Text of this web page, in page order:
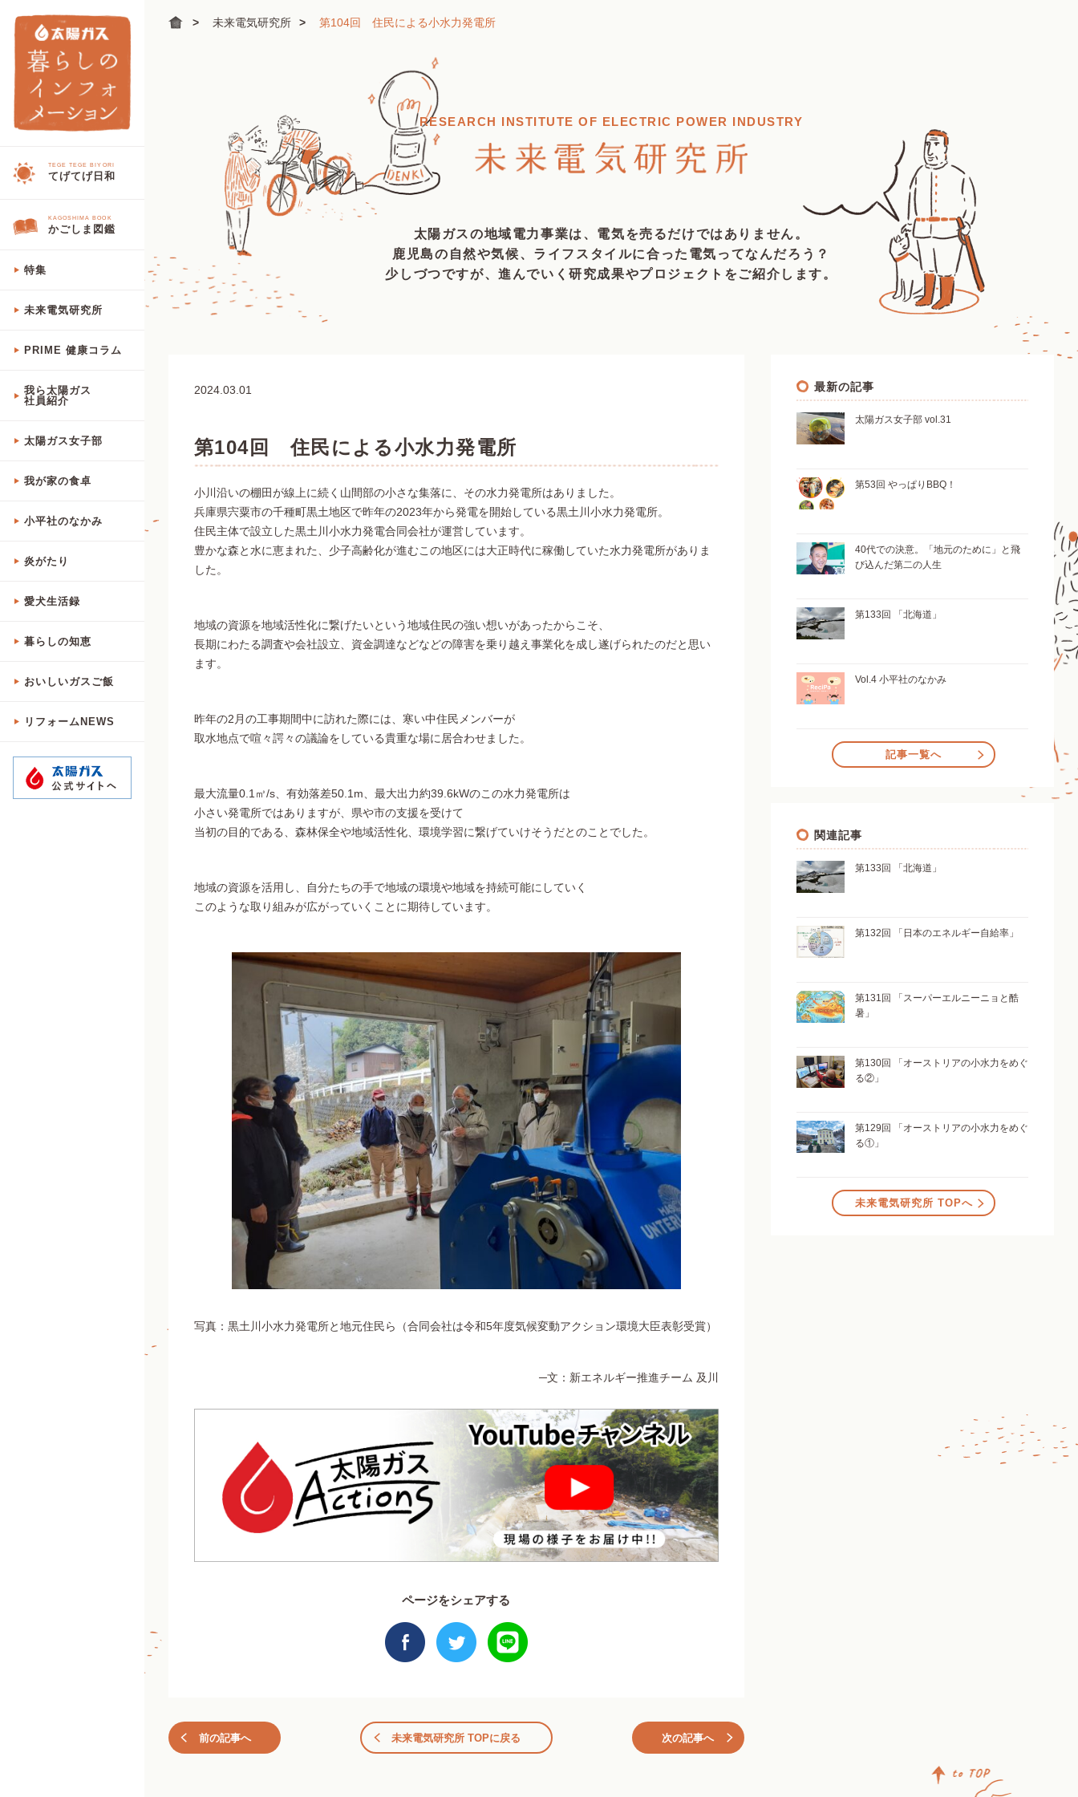
TEGE TEGE BIYORI
てげてげ日和
KAGOSHIMA BOOK
かごしま図鑑
特集
未来電気研究所
PRIME 健康コラム
我ら太陽ガス
社員紹介
太陽ガス女子部
我が家の食卓
小平社のなかみ
炎がたり
愛犬生活録
暮らしの知恵
おいしいガスご飯
リフォームNEWS
未来電気研究所 第104回 住民による小水力発電所
RESEARCH INSTITUTE OF ELECTRIC POWER INDUSTRY
太陽ガスの地域電力事業は、 電気を売るだけではありません。
鹿児島の自然や気候、 ライフスタイルに合った電気ってなんだろう？
少しづつですが、進んでいく研究成果やプロジェクトをご紹介します。
2024.03.01
第104回 住民による小水力発電所
小川沿いの棚田が線上に続く山間部の小さな集落に、その水力発電所はありました。
兵庫県宍粟市の千種町黒土地区で昨年の2023年から発電を開始している黒土川小水力発電所。
住民主体で設立した黒土川小水力発電合同会社が運営しています。
豊かな森と水に恵まれた、少子高齢化が進むこの地区には大正時代に稼働していた水力発電所がありま
した。
地域の資源を地域活性化に繋げたいという地域住民の強い想いがあったからこそ、
長期にわたる調査や会社設立、資金調達などなどの障害を乗り越え事業化を成し遂げられたのだと思い
ます。
昨年の2月の工事期間中に訪れた際には、寒い中住民メンバーが
取水地点で喧々諤々の議論をしている貴重な場に居合わせました。
最大流量0.1㎥/s、有効落差50.1m、最大出力約39.6kWのこの水力発電所は
小さい発電所ではありますが、県や市の支援を受けて
当初の目的である、森林保全や地域活性化、環境学習に繋げていけそうだとのことでした。
地域の資源を活用し、自分たちの手で地域の環境や地域を持続可能にしていく
このような取り組みが広がっていくことに期待しています。
写真：黒土川小水力発電所と地元住民ら（合同会社は令和5年度気候変動アクション環境大臣表彰受賞）
─文：新エネルギー推進チーム 及川
ページをシェアする
前の記事へ 次の記事へ
未来電気研究所 TOPに戻る
最新の記事
太陽ガス女子部 vol.31
第53回 やっぱりBBQ！
40代での決意。「地元のために」と飛
び込んだ第二の人生
第133回 「北海道」
Vol.4 小平社のなかみ
記事一覧へ
関連記事
第133回 「北海道」
第132回 「日本のエネルギー自給率」
第131回 「スーパーエルニーニョと酷
暑」
第130回 「オーストリアの小水力をめぐ
る②」
第129回 「オーストリアの小水力をめぐ
る①」
未来電気研究所 TOPへ